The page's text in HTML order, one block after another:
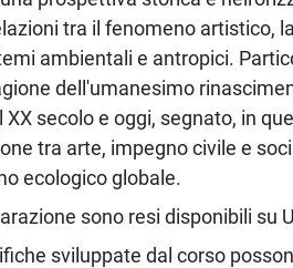
tra il fenomeno artistico,
ambientali e antropici.
dell'umanesimo
secolo e oggi, segnato, in
tra arte, impegno civile e
ecologico globale.
sono resi disponibili su
sviluppate dal corso